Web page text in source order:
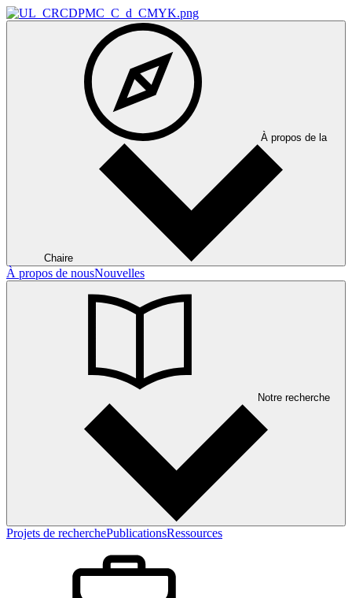
À propos de la
Chaire
À propos de nousNouvelles
Notre recherche
Projets de recherchePublicationsRessources